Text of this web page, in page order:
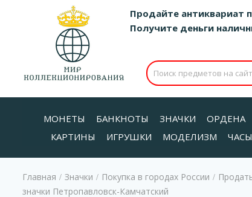
Продайте антиквариат
Получите деньги
МОНЕТЫ БАНКНОТЫ ЗНАЧКИ ОРДЕНА
КАРТИНЫ
ИГРУШКИ МОДЕЛИЗМ ЧАСЫ
Главная / Значки / Покупка в городах России /
значки Петропавловск-Камчатский